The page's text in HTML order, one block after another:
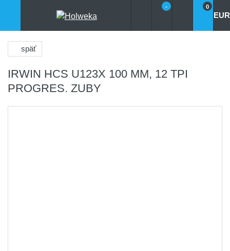
- 0
EUR
späť
IRWIN HCS U123X 100 MM, 12 TPI
PROGRES. ZUBY